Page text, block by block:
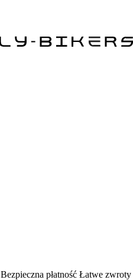
Bezpieczna płatność Łatwe zwroty